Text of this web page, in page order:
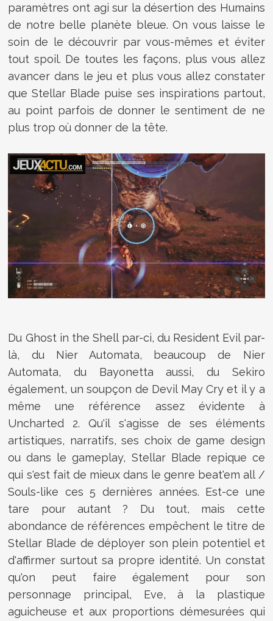
paramètres ont agi sur la désertion des Humains
de notre belle planète bleue. On vous laisse le
soin de le découvrir par vous-mêmes et éviter
tout spoil. De toutes les façons, plus vous allez
avancer dans le jeu et plus vous allez constater
que Stellar Blade puise ses inspirations partout,
au point parfois de donner le sentiment de ne
plus trop où donner de la tête.
Du Ghost in the Shell par-ci, du Resident Evil par-
là, du Nier Automata, beaucoup de Nier
Automata, du Bayonetta aussi, du Sekiro
également, un soupçon de Devil May Cry et il y a
même une référence assez évidente à
Uncharted 2. Qu'il s'agisse de ses éléments
artistiques, narratifs, ses choix de game design
ou dans le gameplay, Stellar Blade repique ce
qui s'est fait de mieux dans le genre beat'em all /
Souls-like ces 5 dernières années. Est-ce une
tare pour autant ? Du tout, mais cette
abondance de références empêchent le titre de
Stellar Blade de déployer son plein potentiel et
d'affirmer surtout sa propre identité. Un constat
qu'on peut faire également pour son
personnage principal, Eve, à la plastique
aguicheuse et aux proportions démesurées qui